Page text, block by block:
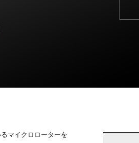
マイクロローターを